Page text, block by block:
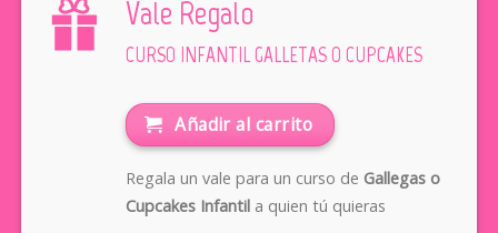
Vale Regalo
CURSO INFANTIL GALLETAS O CUPCAKES
Añadir al carrito
Regala un vale para un curso de Gallegas o
Cupcakes Infantila quien tú quieras